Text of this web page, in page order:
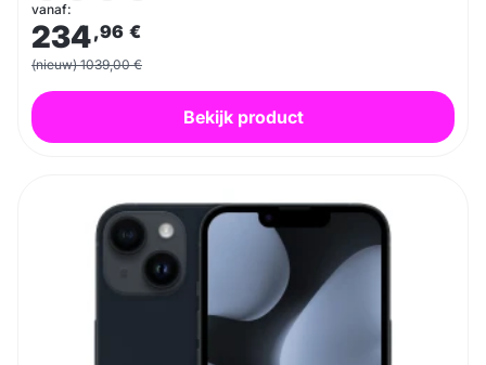
vanaf:
234,96 €
(nieuw) 1039,00 €
Bekijk product